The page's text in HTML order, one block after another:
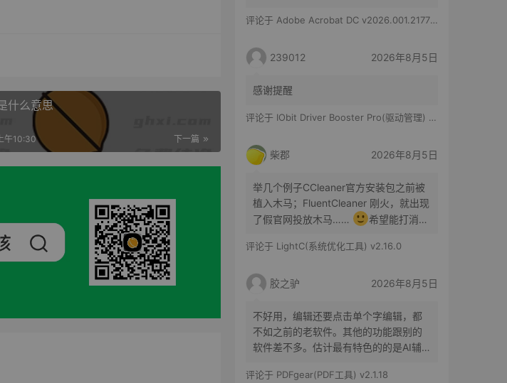
什么意思
下一篇
午10:30
评论于 Adobe Acrobat DC v2026.001.21779 特别版
239012 2026年8月5日
感谢提醒
评论于 IObit Driver Booster Pro(驱动管理) v13.6.0.438 便携修改版
柴郡 2026年8月5日
举几个例子CCleaner官方安装包之前被
植入木马；FluentCleaner 刚火，就出现
了假官网投放木马……
希望能打消你
评论于 LightC(系统优化工具) v2.16.0
胶之驴 2026年8月5日
不好用，编辑还要点击单个字编辑，都
不如之前的老软件。其他的功能跟别的
软件差不多。估计最有特色的的是AI辅
评论于 PDFgear(PDF工具) v2.1.18